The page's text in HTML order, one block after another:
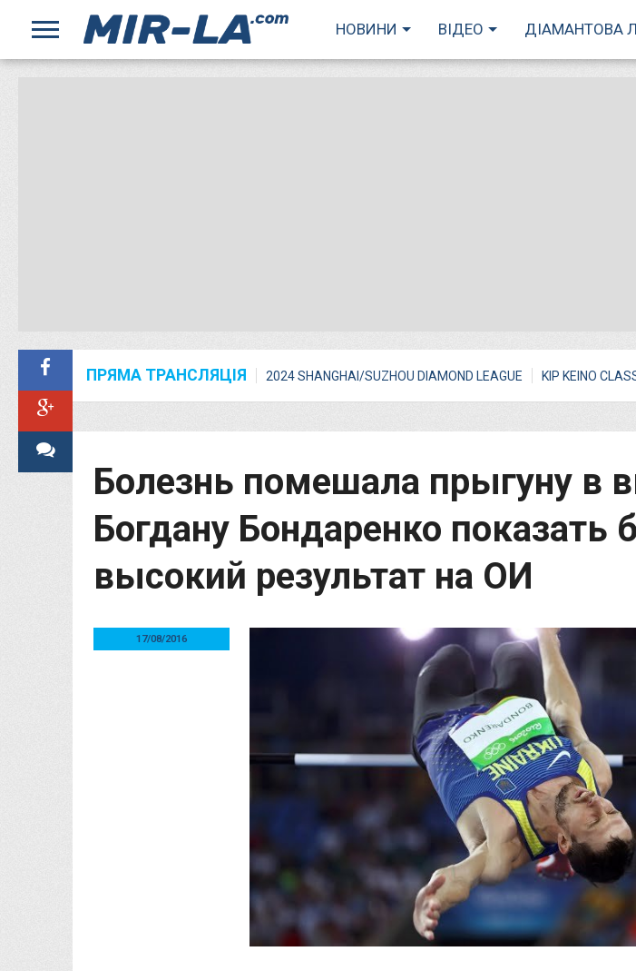
НОВИНИ ВІДЕО ДІАМАНТОВА
ПРЯМА ТРАНСЛЯЦІЯ 2024 SHANGHAI/SUZHOU DIAMOND LEAGUE KIP KEINO
Болезнь помешала прыгуну в
Богдану Бондаренко показать
высокий результат на ОИ
17/08/2016